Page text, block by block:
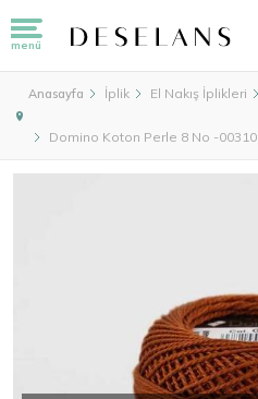
menü
Anasayfa İplik El Nakış İplikleri
Domino Koton Perle 8 No -00310